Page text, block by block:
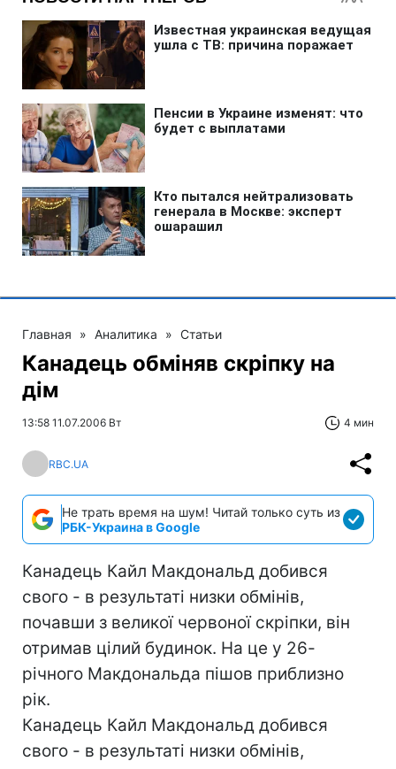
Главная » Аналитика » Статьи
Канадець обміняв скріпку на
дім
13:58 11.07.2006 Вт 4 мин
RBC.UA
Не трать время на шум! Читай только суть из
РБК-Украина в Google
Канадець Кайл Макдональд добився
свого - в результаті низки обмінів,
почавши з великої червоної скріпки, він
отримав цілий будинок. На це у 26-
річного Макдональда пішов приблизно
рік.
Канадець Кайл Макдональд добився
свого - в результаті низки обмінів,